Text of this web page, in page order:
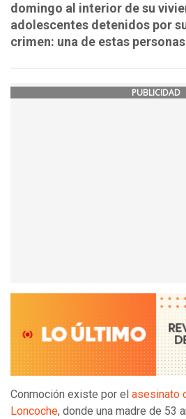
domingo al interior de su
adolescentes detenidos por
crimen: una de estas
PUBLICIDAD
Conmoción existe por el asesinato
Loncoche, donde una madre de 53